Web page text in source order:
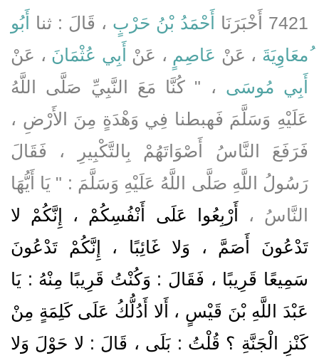
7421 أَخْبَرَنَا أَحْمَدُ بْنُ حَرْبٍ ، قَالَ : ثنا أَبُو
ُمعَاوِيَةَ ، عَنْ عَاصِمٍ ، عَنْ أَبِي عُثْمَانَ ، عَنْ
أَبِي مُوسَى ، " كُنَّا مَعَ النَّبِيِّ صَلَّى اللَّهُ
عَلَيْهِ وَسَلَّمَ فَهبطنا فِي وَهْدَةٍ مِنَ الأَرْضِ ،
فَرَفَعَ النَّاسُ أَصْوَاتَهُمْ بِالتَّكْبِيرِ ، فَقَالَ
رَسُولُ اللَّهِ صَلَّى اللَّهُ عَلَيْهِ وَسَلَّمَ : " يَا أَيُّهَا
النَّاسُ ،
أَرْبِعُوا عَلَى أَنْفُسِكُمْ ، إِنَّكُمْ لا
تَدْعُونَ أَصَمَّ ، وَلا غَائِبًا ، إِنَّكُمْ تَدْعُونَ
سَمِيعًا قَرِيبًا ، فَقَالَ : وَكُنْتُ قَرِيبًا مِنْهُ : يَا
عَبْدَ اللَّهِ بْنَ قَيْسٍ ، أَلا أَدُلُّكُ عَلَى كَلِمَةٍ مِنْ
كَنْزِ الْجَنَّةِ ؟ قُلْتُ : بَلَى ، قَالَ : لا حَوْلَ وَلا